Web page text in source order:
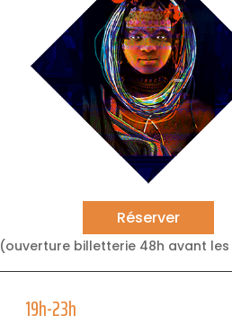
Réserver
(ouverture billetterie 48h avant
19h-23h